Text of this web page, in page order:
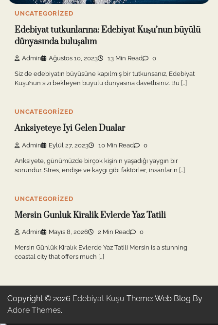
UNCATEGORIZED
Edebiyat tutkunlarına: Edebiyat Kuşu’nun büyülü
dünyasında buluşalım
Admin Ağustos 10, 2023 13 Min Read 0
Siz de edebiyatın büyüsüne kapılmış bir tutkunsanız, Edebiyat
Kuşu’nun sizi bekleyen büyülü dünyasına davetlisiniz. Bu […]
UNCATEGORIZED
Anksiyeteye Iyi Gelen Dualar
Admin Eylül 27, 2023 10 Min Read 0
Anksiyete, günümüzde birçok kişinin yaşadığı yaygın bir
sorundur. Stres, endişe ve kaygı gibi faktörler, insanların […]
UNCATEGORIZED
Mersin Gunluk Kiralik Evlerde Yaz Tatili
Admin Mayıs 8, 2026 2 Min Read 0
Mersin Günlük Kiralık Evlerde Yaz Tatili Mersin is a stunning
coastal city that offers much […]
Copyright © 2026 Edebiyat Kuşu Theme: Web Blog By
Adore Themes.